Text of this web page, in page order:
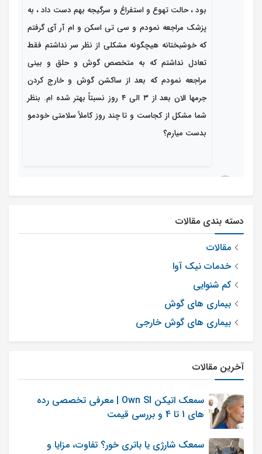
بود ، حالت تهوع و استفراغ و سرگیجه بهم دست داد ، به
پزشک مراجعه نمودم و سی تی اسکن و ام آر آی گرفتم
که خوشبختانه هیچگونه مشکلی از نظر سر نداشتم فقط
تعادل نداشتم که به متخصص گوش و حلق و بینی
مراجعه نمودم که بعد از ساکشن گوش و خارج کردن
جرمها الان بعد از ۳ الی ۴ روز نسبتاً بهتر شده ام. بنظر
شما مشکل از کجاست و تا چند روز کاملاً سلامتی خودمو
بدست میارم؟
ارسال شده در : جمعه 28 اردیبهشت 1403
1
پاسخ نظر
سمعک چه مدت زمان طول میکشد .
ارسال شده در : پنجشنبه 03 خرداد 1403
1
1
دسته بندی مقالات
مقالات
خدمات نیک آوا
کم شنوایی
بیماری های گوش
بیماری های گوش خارجی
آخرین مقالات
سمعک اتیکن Own SI | معرفی تخصصی رده
های 1 تا 4 و بررسی قیمت
سمعک شارژی یا باتری خور؟ تفاوت، مزایا و